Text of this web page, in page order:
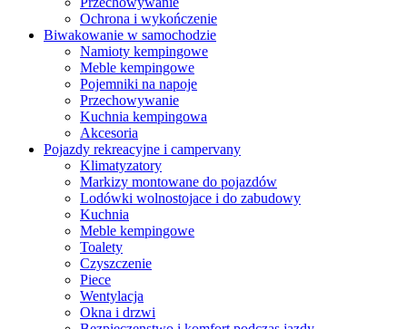
Ochrona i wykończenie
Biwakowanie w samochodzie
Namioty kempingowe
Meble kempingowe
Pojemniki na napoje
Przechowywanie
Kuchnia kempingowa
Akcesoria
Pojazdy rekreacyjne i campervany
Klimatyzatory
Markizy montowane do pojazdów
Lodówki wolnostojace i do zabudowy
Kuchnia
Meble kempingowe
Toalety
Czyszczenie
Piece
Wentylacja
Okna i drzwi